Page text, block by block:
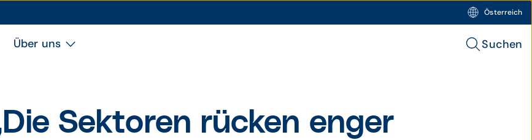
Österreich
Über uns Suchen
Sektoren rücken enger